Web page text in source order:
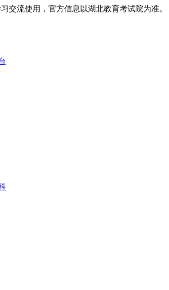
交流使用，官方信息以湖北教育考试院为准。